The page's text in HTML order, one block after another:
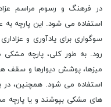
در فرهنگ و رسوم مراسم
استفاده می شود. این پارچه به
سوگواری برای یادآوری و
رود. به طور کلی، پارچه
میزها، پوشش دیوارها و سقف
استفاده می شود. همچنین، در
های مشکی بپوشند و یا پارچه